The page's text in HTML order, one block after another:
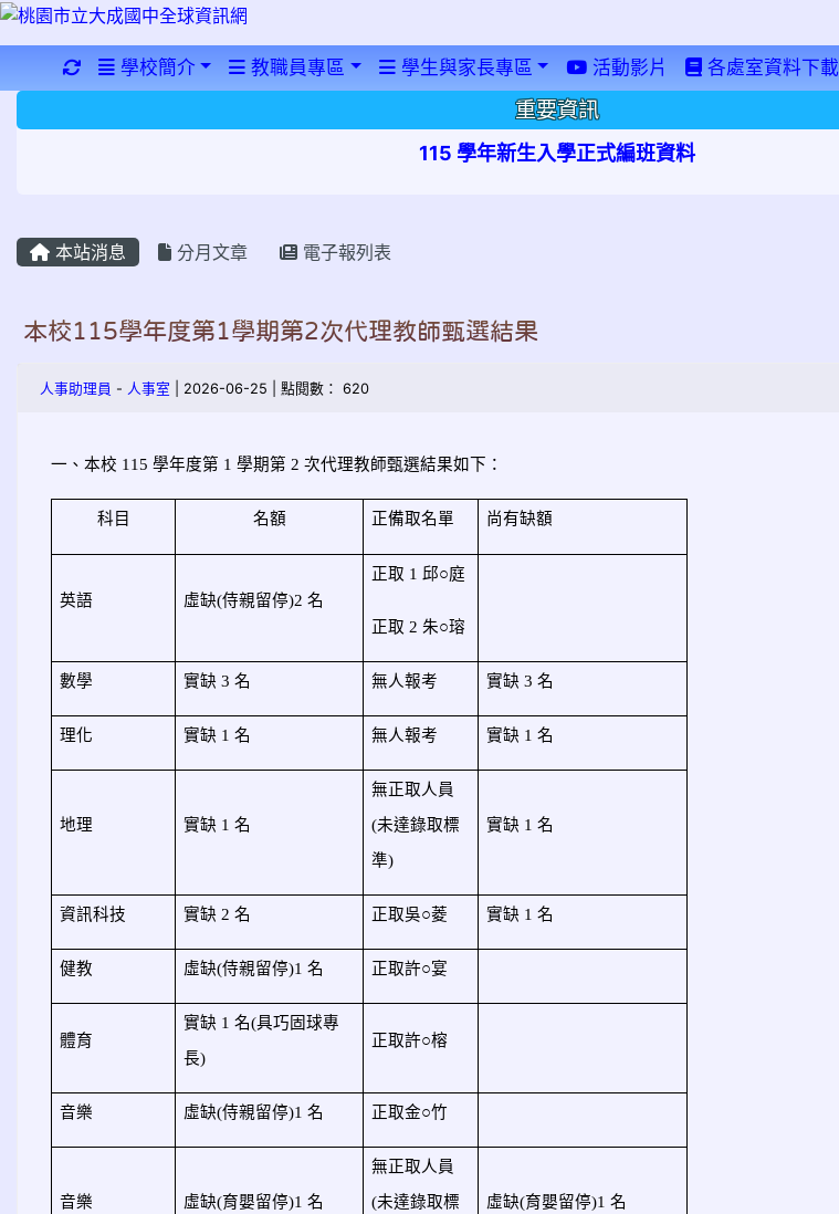
重新取得佈景設定
學校簡介 教職員專區 學生與家長專區 活動影片 各處室資料下載
重要資訊
115 學年新生入學正式編班資料
本站消息 分月文章 電子報列表
本校115學年度第1學期第2次代理教師甄選結果
人事助理員 - 人事室 | 2026-06-25 | 點閱數： 620
一、本校 115 學年度第 1 學期第 2 次代理教師甄選結果如下：
科目 名額 正備取名單 尚有缺額
英語 虛缺(侍親留停)2 名
正取 1 邱○庭
正取 2 朱○瑢
數學 實缺 3 名 無人報考 實缺 3 名
理化 實缺 1 名 無人報考 實缺 1 名
地理 實缺 1 名
無正取人員
(未達錄取標
準)
實缺 1 名
資訊科技 實缺 2 名 正取吳○菱 實缺 1 名
健教 虛缺(侍親留停)1 名 正取許○宴
體育
實缺 1 名(具巧固球專
長)
正取許○榕
音樂 虛缺(侍親留停)1 名 正取金○竹
音樂 虛缺(育嬰留停)1 名
無正取人員
(未達錄取標
虛缺(育嬰留停)1 名